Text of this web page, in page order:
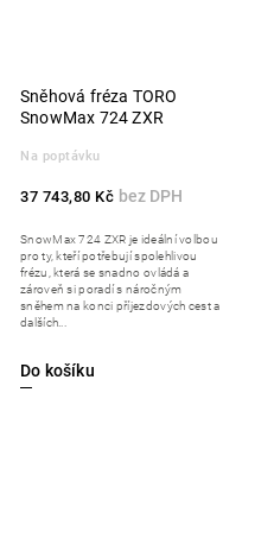
Sněhová fréza TORO
SnowMax 724 ZXR
Na poptávku
37 743,80 Kč
Do košíku
SnowMax 724 ZXR je ideální volbou
pro ty, kteří potřebují spolehlivou
frézu, která se snadno ovládá a
zároveň si poradí s náročným
sněhem na konci příjezdových cest a
dalších...